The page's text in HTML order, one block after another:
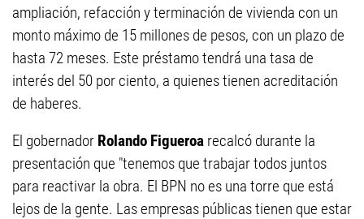
ampliación, refacción y terminación de vivienda con un
monto máximo de 15 millones de pesos, con un plazo de
hasta 72 meses. Este préstamo tendrá una tasa de
interés del 50 por ciento, a quienes tienen acreditación
de haberes.
El gobernador Rolando Figueroa recalcó durante la
presentación que "tenemos que trabajar todos juntos
para reactivar la obra. El BPN no es una torre que está
lejos de la gente. Las empresas públicas tienen que estar